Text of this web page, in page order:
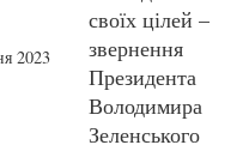
2023
своїх цілей –
звернення
Президента
Володимира
Зеленського